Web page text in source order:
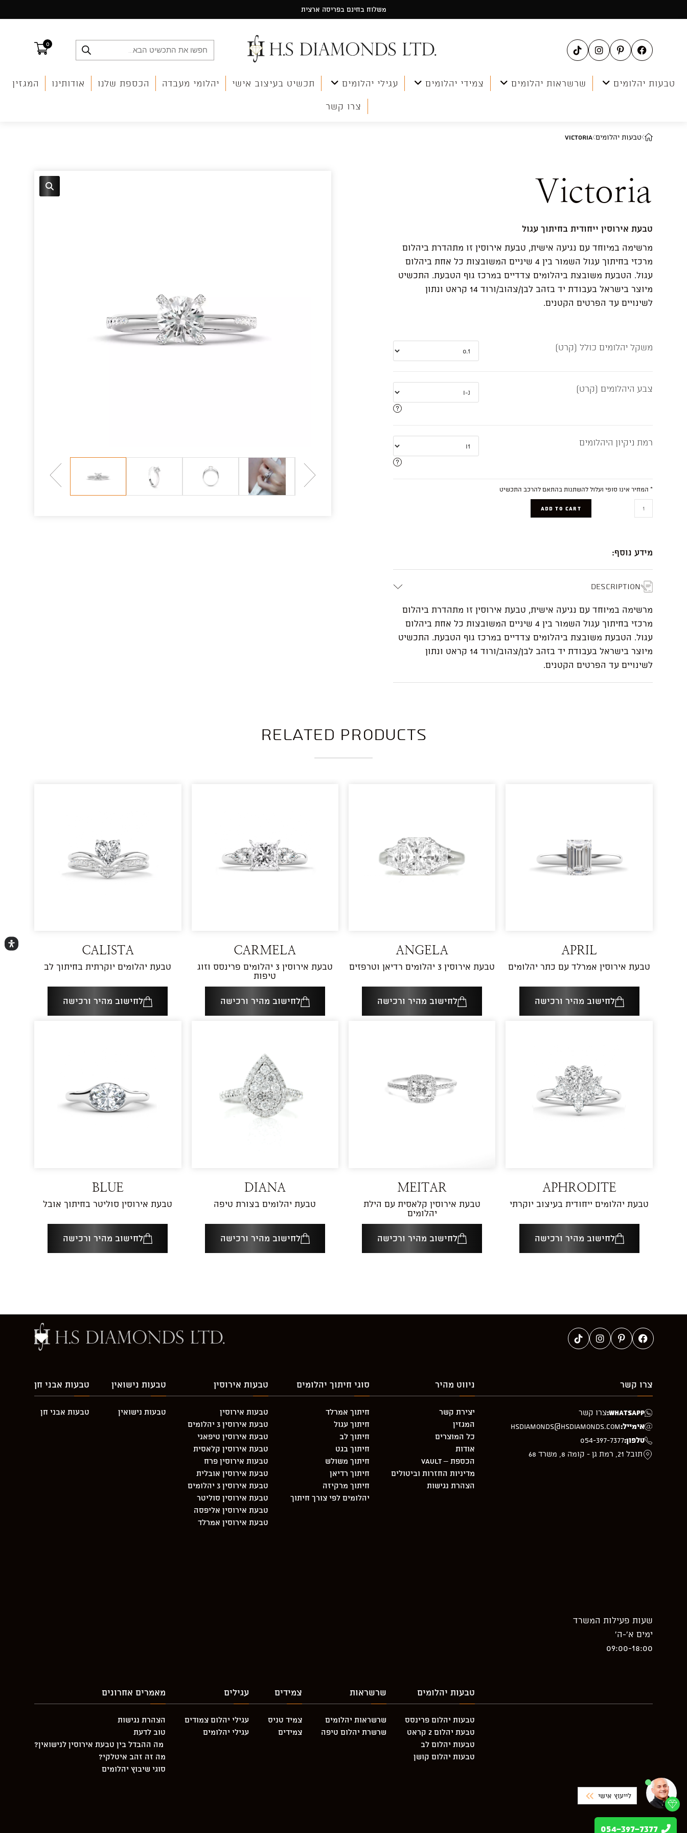
משלוח בחינם בפריסה ארצית
0
טבעות יהלומים שרשראות יהלומים צמידי יהלומים עגילי יהלומים תכשיט בעיצוב אישי יהלומי מעבדה הכספת שלנו אודותינו המגזין
צרו קשר
טבעות יהלומים Victoria
Victoria
טבעת אירוסין ייחודית בחיתוך עגול
מרשימה במיוחד עם נגיעה אישית, טבעת אירוסין זו מתהדרת ביהלום
מרכזי בחיתוך עגול השמור בין 4 שיניים המשובצות כל אחת ביהלום
עגול. הטבעת משובצת ביהלומים צדדיים במרכז גוף הטבעת. התכשיט
מיוצר בישראל בעבודת יד בזהב לבן/צהוב/ורוד 14 קראט ונתון
לשינויים עד הפרטים הקטנים.
משקל יהלומים כולל (קרט)
צבע היהלומים (קרט)
רמת ניקיון היהלומים
* המחיר אינו סופי ועלול להשתנות בהתאם להרכב התכשיט
ADD TO CART
מידע נוסף:
Description
מרשימה במיוחד עם נגיעה אישית, טבעת אירוסין זו מתהדרת ביהלום
מרכזי בחיתוך עגול השמור בין 4 שיניים המשובצות כל אחת ביהלום
עגול. הטבעת משובצת ביהלומים צדדיים במרכז גוף הטבעת. התכשיט
מיוצר בישראל בעבודת יד בזהב לבן/צהוב/ורוד 14 קראט ונתון
לשינויים עד הפרטים הקטנים.
Related products
APRIL
טבעת אירוסין אמרלד עם כתר יהלומים
לחישוב מהיר ורכישה
ANGELA
טבעת אירוסין 3 יהלומים רדיאן וטרפזים
לחישוב מהיר ורכישה
CARMELA
טבעת אירוסין 3 יהלומים פרינסס וזוג
טיפות
לחישוב מהיר ורכישה
CALISTA
טבעת יהלומים יוקרתית בחיתוך לב
לחישוב מהיר ורכישה
APHRODITE
טבעת יהלומים ייחודית בעיצוב יוקרתי
לחישוב מהיר ורכישה
MEITAR
טבעת אירוסין קלאסית עם הילת
יהלומים
לחישוב מהיר ורכישה
DIANA
טבעת יהלומים בצורת טיפה
לחישוב מהיר ורכישה
BLUE
טבעת אירוסין סוליטר בחיתוך אובל
לחישוב מהיר ורכישה
צרו קשר
WhatsApp: צרו קשר
אימייל:hsdiamonds@hsdiamonds.com
טלפון:054-397-7377
תובל 21, רמת גן - קומה 8, משרד 68
שעות פעילות המשרד
ימים א’-ה’
09:00-18:00
ניווט מהיר
יצירת קשר
המגזין
כל המוצרים
אודות
הכספת – Vault
מדיניות החזרות וביטולים
הצהרת נגישות
סוגי חיתוך יהלומים
חיתוך אמרלד
חיתוך עגול
חיתוך לב
חיתוך בגט
חיתוך משולש
חיתוך רדיאן
חיתוך מרקיזה
יהלומים לפי צורך חיתוך
טבעות אירוסין
טבעות אירוסין
טבעת אירוסין 3 יהלומים
טבעת אירוסין טיפאני
טבעת אירוסין קלאסית
טבעות אירוסין פרח
טבעת אירוסין אובלית
טבעת אירוסין 3 יהלומים
טבעת אירוסין סוליטר
טבעת אירוסין אליפסה
טבעת אירוסין אמרלד
טבעות נישואין
טבעות נישואין
טבעות אבני חן
טבעות אבני חן
טבעות יהלומים
טבעות יהלום פרינסס
טבעת יהלום 2 קראט
טבעות יהלום לב
טבעות יהלום קושן
שרשראות
שרשראות יהלומים
שרשרת יהלום טיפה
צמידים
צמיד טניס
צמידים
עגילים
עגילי יהלום צמודים
עגילי יהלומים
מאמרים אחרונים
הצהרת נגישות
טוב לדעת
מה ההבדל בין טבעת אירוסין לנישואין?
מה זה זהב איטלקי?
סוגי שיבוץ יהלומים
לייעוץ אישי
054-397-7377